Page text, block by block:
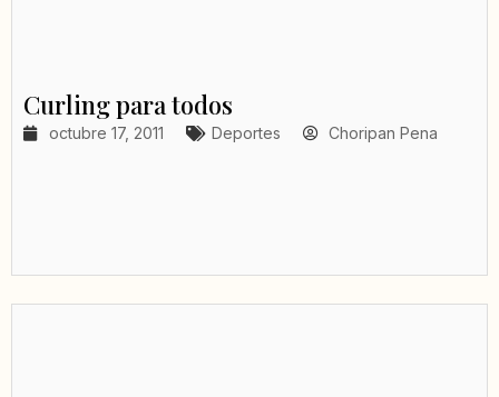
Curling para todos
octubre 17, 2011 Deportes Choripan Pena